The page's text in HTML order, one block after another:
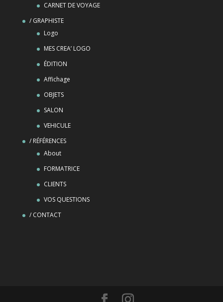
CARNET DE VOYAGE
/ GRAPHISTE
Logo
MES CREA’ LOGO
ÉDITION
Affichage
OBJETS
SALON
VEHICULE
/ RÉFÉRENCES
About
FORMATRICE
CLIENTS
VOS QUESTIONS
/ CONTACT